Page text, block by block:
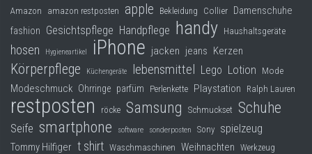
Amazon amazon restposten apple Bekleidung Collier Damenschuhe
fashion Gesichtspflege Handpflege handy Haushaltsgeräte
hosen Hygieneartikel iPhone jacken jeans Kerzen
Körperpflege Küchengeräte lebensmittel Lego Lotion Mode
Modeschmuck Ohrringe parfüm Perlenkette Playstation Ralph Lauren
restposten röcke Samsung Schmuckset Schuhe
Seife smartphone software sonderposten Sony spielzeug
Tommy Hilfiger t shirt Waschmaschinen Weihnachten Werkzeug